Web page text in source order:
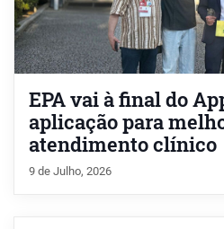
EPA vai à final do
aplicação para
atendimento clínico
9 de Julho, 2026